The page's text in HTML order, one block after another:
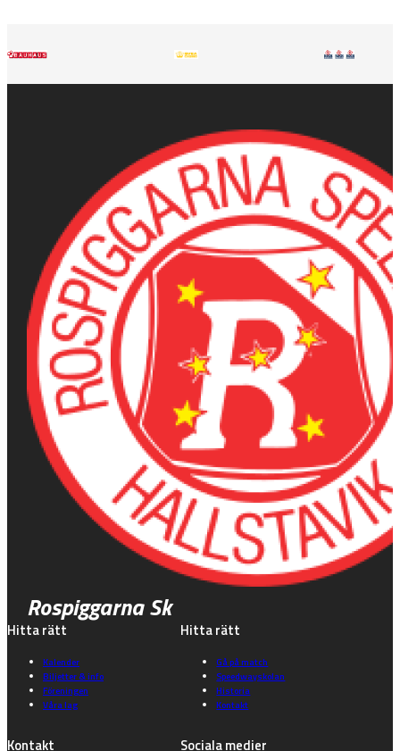
Rospiggarna Sk
Hitta rätt
Kalender
Biljetter & info
Föreningen
Våra lag
Hitta rätt
Gå på match
Speedwayskolan
Historia
Kontakt
Kontakt Sociala medier